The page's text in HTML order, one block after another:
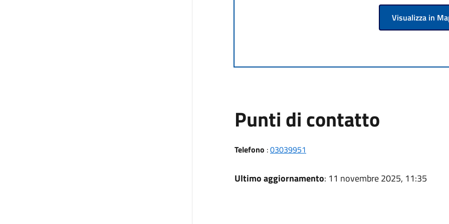
Visualizza in
Punti di contatto
Telefono :03039951
Ultimo aggiornamento: 11 novembre 2025, 11:35